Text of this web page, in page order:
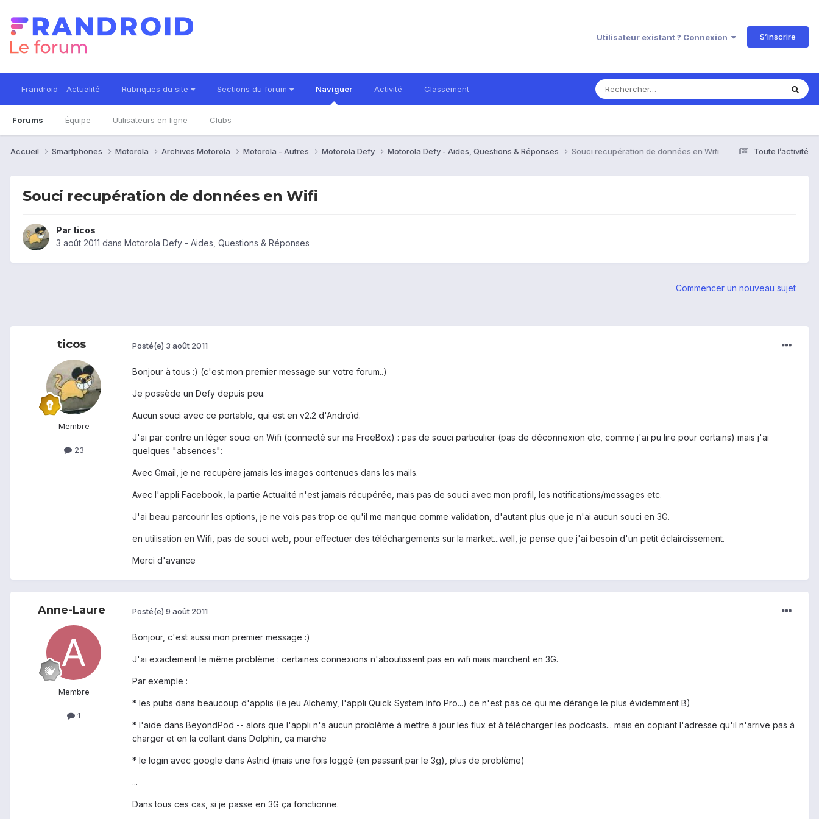
Utilisateur existant ? Connexion S’inscrire
Frandroid - Actualité Rubriques du site Sections du forum Naviguer
Forums Équipe Utilisateurs en ligne Clubs
Activité Classement
Toute l’activité
Accueil Smartphones Motorola Archives Motorola Motorola - Autres Motorola Defy Motorola Defy - Aides, Questions & Réponses Souci recupération de données en Wifi
Souci recupération de données en Wifi
Par ticos
3 août 2011 dans Motorola Defy - Aides, Questions & Réponses
Commencer un nouveau sujet
ticos
Membre
23
Posté(e) 3 août 2011
Bonjour à tous :) (c'est mon premier message sur votre forum..)
Je possède un Defy depuis peu.
Aucun souci avec ce portable, qui est en v2.2 d'Androïd.
J'ai par contre un léger souci en Wifi (connecté sur ma FreeBox) : pas de souci particulier (pas de déconnexion etc, comme j'ai pu lire pour certains) mais j'ai
quelques "absences":
Avec Gmail, je ne recupère jamais les images contenues dans les mails.
Avec l'appli Facebook, la partie Actualité n'est jamais récupérée, mais pas de souci avec mon profil, les notifications/messages etc.
J'ai beau parcourir les options, je ne vois pas trop ce qu'il me manque comme validation, d'autant plus que je n'ai aucun souci en 3G.
en utilisation en Wifi, pas de souci web, pour effectuer des téléchargements sur la market...well, je pense que j'ai besoin d'un petit éclaircissement.
Merci d'avance
Anne-Laure
Membre
1
Posté(e) 9 août 2011
Bonjour, c'est aussi mon premier message :)
J'ai exactement le même problème : certaines connexions n'aboutissent pas en wifi mais marchent en 3G.
Par exemple :
* les pubs dans beaucoup d'applis (le jeu Alchemy, l'appli Quick System Info Pro...) ce n'est pas ce qui me dérange le plus évidemment B)
* l'aide dans BeyondPod -- alors que l'appli n'a aucun problème à mettre à jour les flux et à télécharger les podcasts... mais en copiant l'adresse qu'il n'arrive pas à
charger et en la collant dans Dolphin, ça marche
* le login avec google dans Astrid (mais une fois loggé (en passant par le 3g), plus de problème)
...
Dans tous ces cas, si je passe en 3G ça fonctionne.